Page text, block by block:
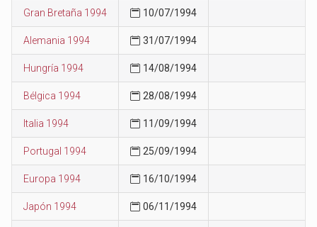
Gran Bretaña 1994 10/07/1994
Alemania 1994 31/07/1994
Hungría 1994 14/08/1994
Bélgica 1994 28/08/1994
Italia 1994 11/09/1994
Portugal 1994 25/09/1994
Europa 1994 16/10/1994
Japón 1994 06/11/1994